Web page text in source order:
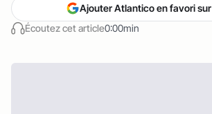
Écoutez cet article0:00min
Ajouter Atlantico en favori